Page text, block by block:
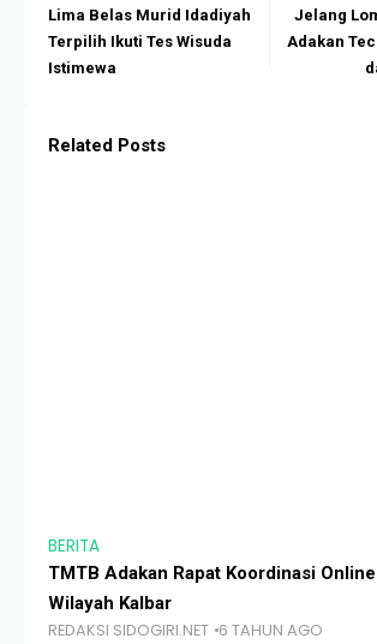
Lima Belas Murid Idadiyah
Terpilih Ikuti Tes Wisuda
Istimewa
Jelang
Adakan
Related Posts
BERITA
TMTB Adakan Rapat Koordinasi
Wilayah Kalbar
REDAKSI SIDOGIRI.NET 6 TAHUN AGO